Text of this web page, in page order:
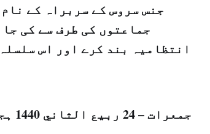
جنس سروس کے سربراہ کے
جماعتوں کی طرف سے کی
انتظامیہ بند کرے اور اس
جمعرات – 24 ربيع الثاني 1440 ہجری – 11 جنوری 2018ء شمارہ نمبر: (14289)